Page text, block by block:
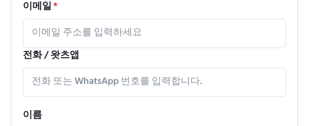
이메일*
전화 / 왓츠앱
이름